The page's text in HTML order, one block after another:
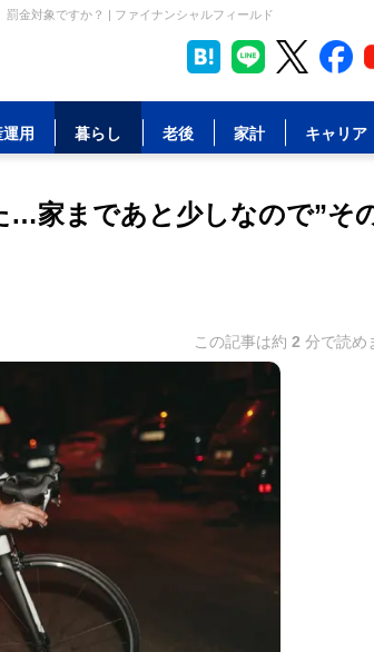
金対象ですか？ | ファイナンシャルフィールド
運用 暮らし 老後 家計 キャリア
…家まであと少しなので”そ
この記事は約 2 分で読め